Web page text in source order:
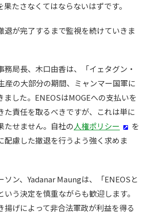
たさなくてはならないはずです。
退が完了するまで監視を続けていきま
務局長、木口由香は、「イェタグン・
産の大部分の期間、ミャンマー国軍に
ました。ENEOSはMOGEへの支払いを
た責任を取るべきですが、これは単に
たせません。自社の人権ポリシー
を
配慮した撤退を行うよう強く求めま
ン、Yadanar Maungは、「ENEOSと
う決定を慎重ながらも歓迎します。
揚げによって非合法軍政が利益を得る